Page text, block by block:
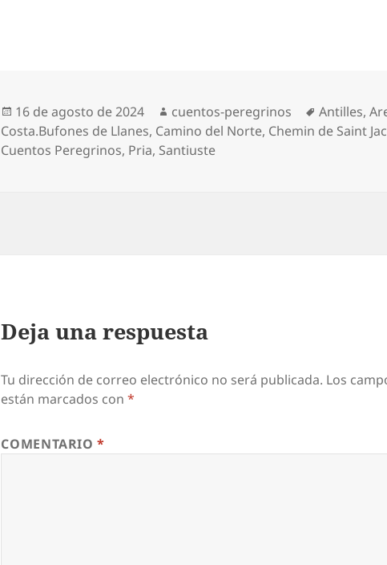
Publicado
el
16 de agosto de 2024 Autor
cuentos-peregrinos Etiquetas
Antilles,
Costa.Bufones de Llanes, Camino del Norte, Chemin de Saint
Cuentos Peregrinos, Pria, Santiuste
Deja una respuesta
Tu dirección de correo electrónico no será publicada. Los
están marcados con*
COMENTARIO*